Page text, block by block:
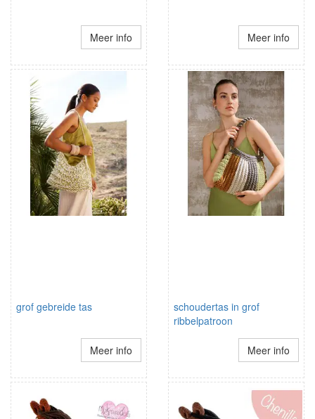
Meer info Meer info
grof gebreide tas
Meer info
schoudertas in grof
ribbelpatroon
Meer info